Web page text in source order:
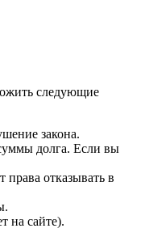
следующие
закона.
долга. Если вы
отказывать в
на сайте).